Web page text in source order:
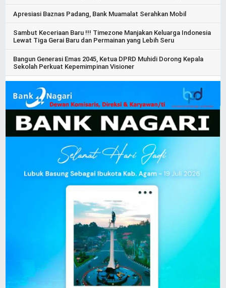
Apresiasi Baznas Padang, Bank Muamalat Serahkan Mobil
Sambut Keceriaan Baru !!! Timezone Manjakan Keluarga Indonesia
Lewat Tiga Gerai Baru dan Permainan yang Lebih Seru
Bangun Generasi Emas 2045, Ketua DPRD Muhidi Dorong Kepala
Sekolah Perkuat Kepemimpinan Visioner